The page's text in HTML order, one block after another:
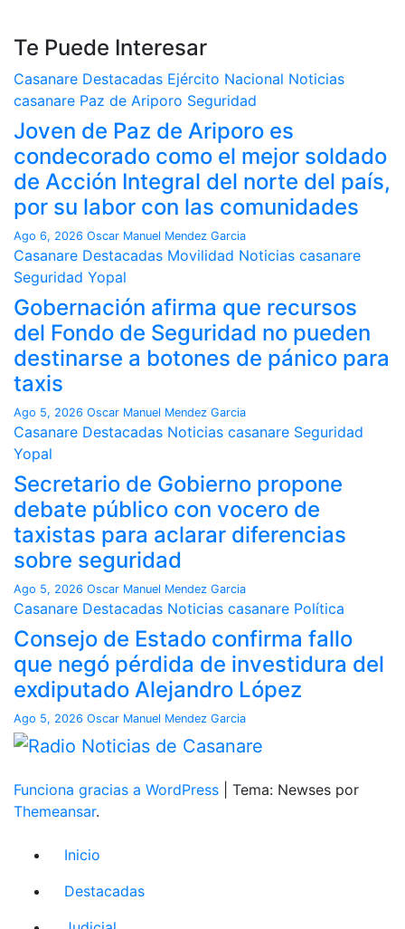
Te Puede Interesar
Casanare Destacadas Ejército Nacional Noticias
casanare Paz de Ariporo Seguridad
Joven de Paz de Ariporo es
condecorado como el mejor soldado
de Acción Integral del norte del país,
por su labor con las comunidades
Ago 6, 2026 Oscar Manuel Mendez Garcia
Casanare Destacadas Movilidad Noticias casanare
Seguridad Yopal
Gobernación afirma que recursos
del Fondo de Seguridad no pueden
destinarse a botones de pánico para
taxis
Ago 5, 2026 Oscar Manuel Mendez Garcia
Casanare Destacadas Noticias casanare Seguridad
Yopal
Secretario de Gobierno propone
debate público con vocero de
taxistas para aclarar diferencias
sobre seguridad
Ago 5, 2026 Oscar Manuel Mendez Garcia
Casanare Destacadas Noticias casanare Política
Consejo de Estado confirma fallo
que negó pérdida de investidura del
exdiputado Alejandro López
Ago 5, 2026 Oscar Manuel Mendez Garcia
Funciona gracias a WordPress
Tema: Newses por
Themeansar.
Inicio
Destacadas